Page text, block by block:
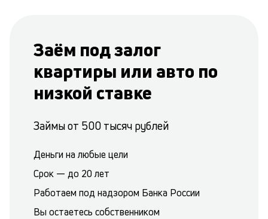
Заём под залог
квартиры или авто по
низкой ставке
Займы от 500 тысяч рублей
Деньги на любые цели
Срок — до 20 лет
Работаем под надзором Банка России
Вы остаетесь собственником